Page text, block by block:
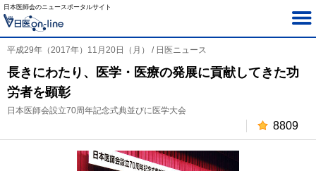
日本医師会のニュースポータルサイト
平成29年（2017年）11月20日（月） / 日医ニュース
長きにわたり、医学・医療の発展に貢献してきた功
労者を顕彰
日本医師会設立70周年記念式典並びに医学大会
8809